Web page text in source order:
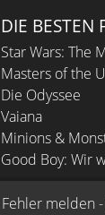
DIE BESTEN
Star Wars: The
Masters of the
Die Odyssee
Vaiana
Minions &
Good Boy: Wir
Fehler melden -